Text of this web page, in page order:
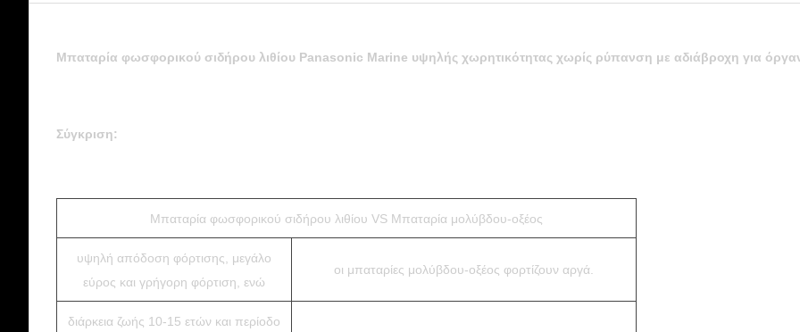
Μπαταρία φωσφορικού σιδήρου λιθίου Panasonic Marine υψηλής χωρητικότητας χωρίς ρύπανση με αδιάβροχη για
Σύγκριση:
Μπαταρία φωσφορικού σιδήρου λιθίου VS Μπαταρία μολύβδου-οξέος
υψηλή απόδοση φόρτισης, μεγάλο
εύρος και γρήγορη φόρτιση, ενώ
οι μπαταρίες μολύβδου-οξέος φορτίζουν αργά.
διάρκεια ζωής 10-15 ετών και περίοδο